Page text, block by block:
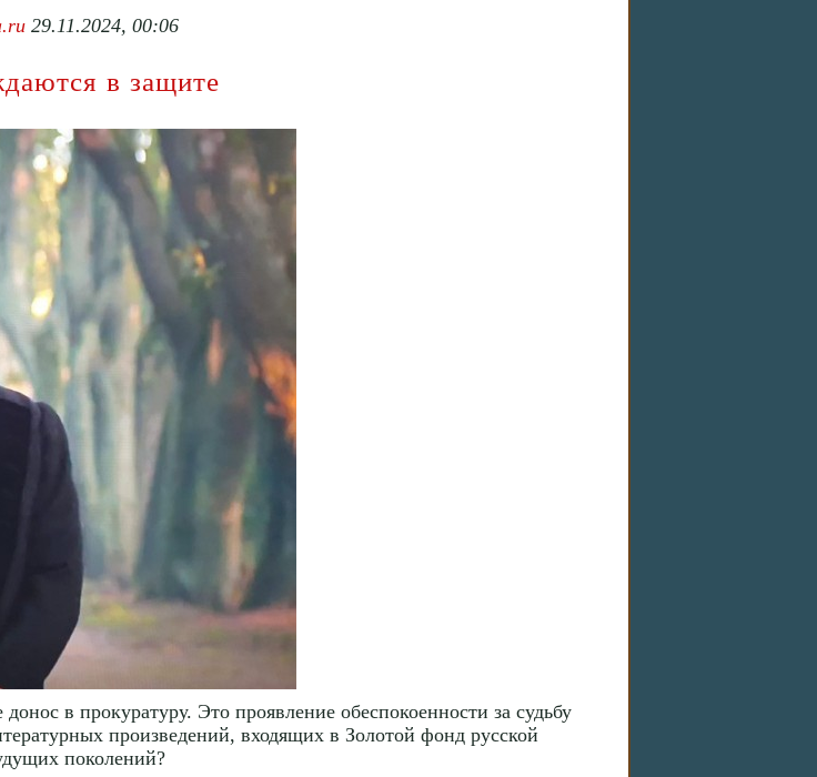
29.11.2024, 00:06
в защите
в прокуратуру. Это проявление обеспокоенности за судьбу
произведений, входящих в Золотой фонд русской
поколений?